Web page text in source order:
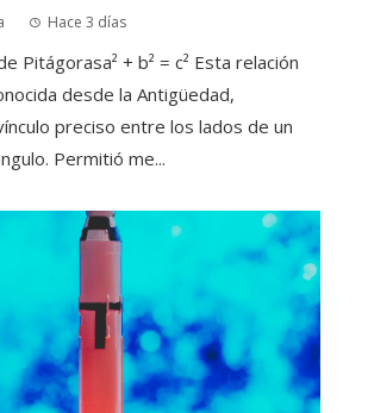
Hace 3 días
Pitágorasa² + b² = c² Esta relación
desde la Antigüedad,
preciso entre los lados de un
Permitió me...